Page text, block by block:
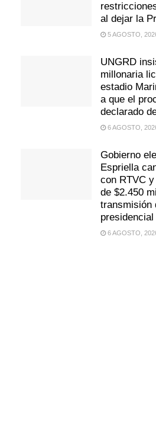
al dejar la
5 AGOSTO,
UNGRD
millonaria
estadio
a que el
declarado
6 AGOSTO,
Gobierno
Espriella
con RTVC
de $2.450
transmisión
presidencial
6 AGOSTO,